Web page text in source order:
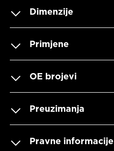
Dimenzije
Primjene
OE brojevi
Preuzimanja
Pravne informacije